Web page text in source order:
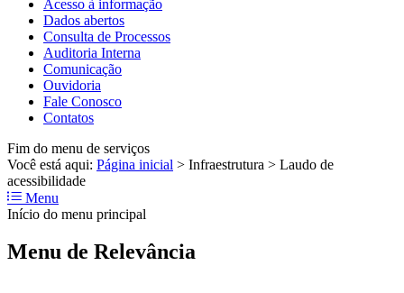
Acesso à informação
Dados abertos
Consulta de Processos
Auditoria Interna
Comunicação
Ouvidoria
Fale Conosco
Contatos
Fim do menu de serviços
Você está aqui: Página inicial > Infraestrutura > Laudo de
acessibilidade
Menu
Início do menu principal
Menu de Relevância